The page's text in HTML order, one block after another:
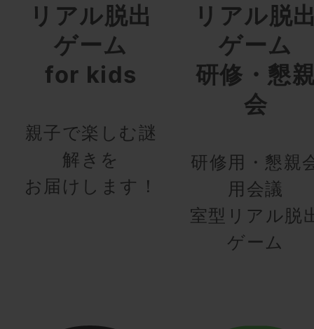
リアル脱出
ゲーム
for kids
親子で楽しむ謎
解きを
お届けします！
リアル脱
ゲーム
研修・懇
会
研修用・懇親
用会議
室型リアル脱
ゲーム